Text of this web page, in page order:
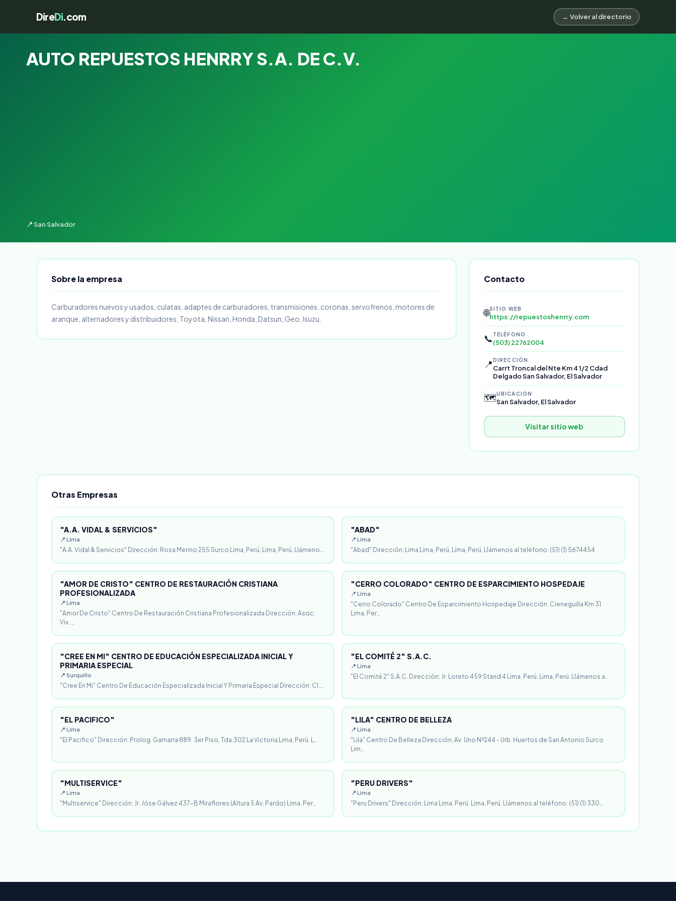
DireDi.com ← Volver al directorio
AUTO REPUESTOS HENRRY S.A. DE C.V.
📍 San Salvador
Sobre la empresa
Carburadores nuevos y usados, culatas, adaptes de carburadores, transmisiones, coronas, servofrenos, motores de
aranque, alternadores y distribuidores, Toyota, Nissan, Honda, Datsun, Geo, Isuzu.
Contacto
🌐SITIO WEB
https://repuestoshenrry.com
📞 TELÉFONO
(503) 22762004
📍DIRECCIÓN
Carrt Troncal del Nte Km 4 1/2 Cdad
Delgado San Salvador, El Salvador
🗺️UBICACIÓN
San Salvador, El Salvador
Visitar sitio web
Otras Empresas
"A.A. VIDAL & SERVICIOS"
📍 Lima
"A.A. Vidal & Servicios" Dirección: Rosa Merino 255 Surco Lima, Perú. Lima, Perú. Llámeno…
"ABAD"
📍 Lima
"Abad" Dirección: Lima Lima, Perú. Lima, Perú. Llámenos al teléfono: (51) (1) 5674454
"AMOR DE CRISTO" CENTRO DE RESTAURACIÓN CRISTIANA
PROFESIONALIZADA
📍 Lima
"Amor De Cristo" Centro De Restauración Cristiana Profesionalizada Dirección: Asoc.
Viv. …
"CERRO COLORADO" CENTRO DE ESPARCIMIENTO HOSPEDAJE
📍 Lima
"Cerro Colorado" Centro De Esparcimiento Hospedaje Dirección: Cieneguilla Km 31
Lima, Per…
"CREE EN MI" CENTRO DE EDUCACIÓN ESPECIALIZADA INICIAL Y
PRIMARIA ESPECIAL
📍 Surquillo
"Cree En Mi" Centro De Educación Especializada Inicial Y Primaria Especial Dirección: Cl.…
"EL COMITÉ 2" S.A.C.
📍 Lima
"El Comité 2" S.A.C. Dirección: Jr. Loreto 459 Stand 4 Lima, Perú. Lima, Perú. Llámenos a…
"EL PACIFICO"
📍 Lima
"El Pacifico" Dirección: Prolog. Gamarra 889. 3er Piso, Tda.302 La Victoria Lima, Perú. L…
"LILA" CENTRO DE BELLEZA
📍 Lima
"Lila" Centro De Belleza Dirección: Av. Uno N³244 - Urb. Huertos de San Antonio Surco
Lim…
"MULTISERVICE"
📍 Lima
"Multiservice" Dirección: Jr. Jóse Gálvez 437-B Miraflores (Altura 5 Av. Pardo) Lima, Per…
"PERU DRIVERS"
📍 Lima
"Peru Drivers" Dirección: Lima Lima, Perú. Lima, Perú. Llámenos al teléfono: (51) (1) 330…